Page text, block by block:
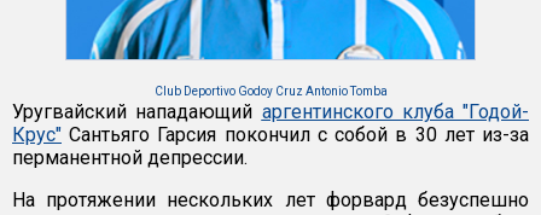
Club Deportivo Godoy Cruz Antonio Tomba
Уругвайский нападающий аргентинского клуба "Годой-
Крус" Сантьяго Гарсия покончил с собой в 30 лет из-за
перманентной депрессии.
На протяжении нескольких лет форвард безуспешно